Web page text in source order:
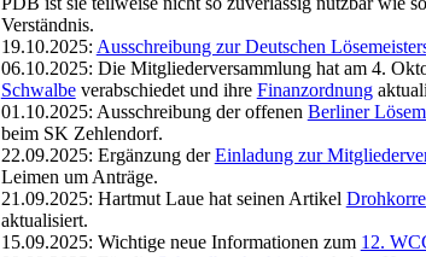
Verständnis.
19.10.2025: Ausschreibung zur Deutschen
06.10.2025: Die Mitgliederversammlung hat am 4.
Schwalbeverabschiedet und ihre Finanzordnung
01.10.2025: Ausschreibung der offenen Berliner
beim SK Zehlendorf.
22.09.2025: Ergänzung derEinladung zur
Leimen um Anträge.
21.09.2025: Hartmut Laue hat seinen Artikel
aktualisiert.
15.09.2025: Wichtige neue Informationen zum 12.